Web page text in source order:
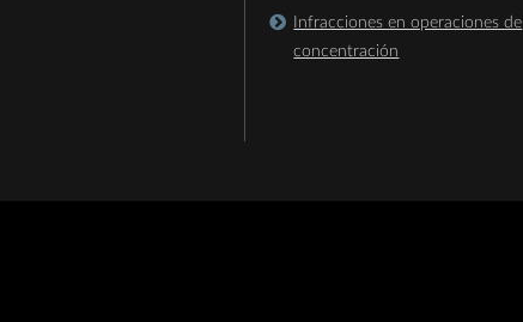
Infracciones en operaciones de
concentración